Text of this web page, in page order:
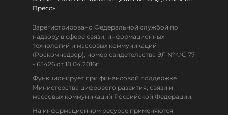
Пресс»
Зарегистрировано Федеральной службой по
надзору в сфере связи, информационных
технологий и массовых коммуникаций
(Роскомнадзор), номер свидетельства ЭЛ № ФС 77
- 65426 от 18.04.2016г.
Функционирует при финансовой поддержке
Министерства цифрового развития, связи и
массовых коммуникаций Российской Федерации.
На информационном ресурсе применяются